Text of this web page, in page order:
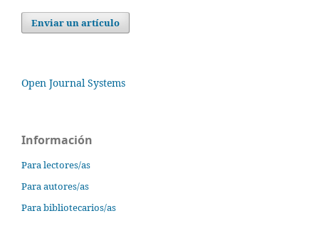
Enviar un artículo
Open Journal Systems
Información
Para lectores/as
Para autores/as
Para bibliotecarios/as